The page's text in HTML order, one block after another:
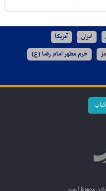
ایران آمریکا
حرم مطهر امام رضا (ع)
محفوظ است.